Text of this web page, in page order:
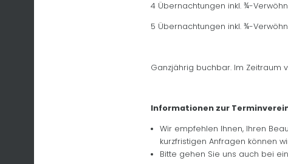
4 Übernachtungen inkl. ¾-
5 Übernachtungen inkl. ¾-
Ganzjährig buchbar. Im Zeitraum
Informationen zur
Wir empfehlen Ihnen, Ihren
kurzfristigen Anfragen können
Bitte gehen Sie uns auch bei